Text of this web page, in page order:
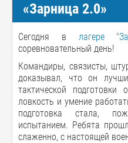
«Зарница 2.0»
Сегодня в лагере
соревновательный день!
Командиры, связисты,
доказывал, что он
тактической
ловкость и умение
подготовка стала,
испытанием. Ребята
слаженно, с настоящей